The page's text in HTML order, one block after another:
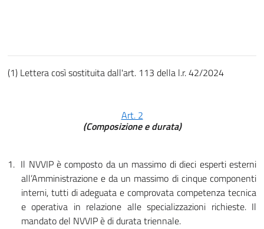
(1) Lettera così sostituita dall'art. 113 della l.r. 42/2024
Art. 2
(Composizione e durata)
1. Il NVVIP è composto da un massimo di dieci esperti esterni
all’Amministrazione e da un massimo di cinque componenti
interni, tutti di adeguata e comprovata competenza tecnica
e operativa in relazione alle specializzazioni richieste. Il
mandato del NVVIP è di durata triennale.